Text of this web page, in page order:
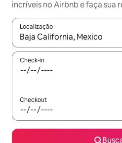
incríveis no Airbnb e faça sua
Localização
Quando os resultados
Check-in
Checkout